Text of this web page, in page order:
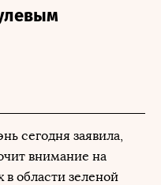
сегодня заявила,
внимание на
в области зеленой